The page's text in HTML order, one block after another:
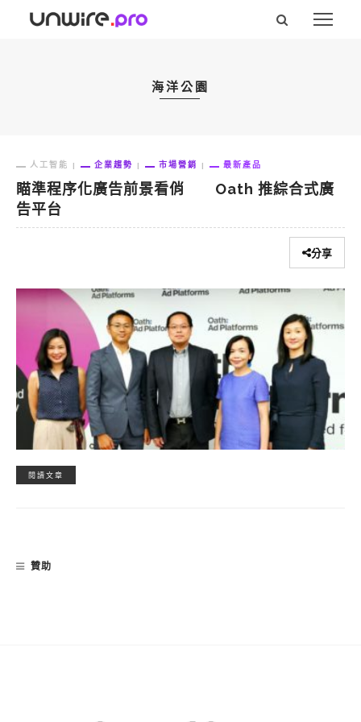
海洋公園
人工智能 企業趨勢 市場營銷 最新產品
瞄準程序化廣告前景看俏 Oath 推綜合式廣
告平台
分享
閱讀文章
贊助